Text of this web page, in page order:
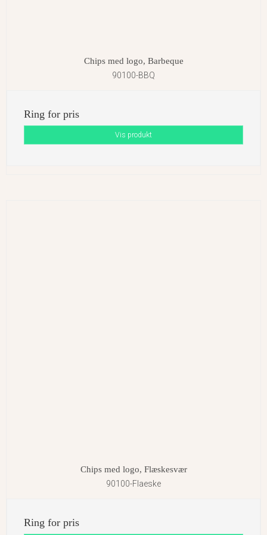
Chips med logo, Barbeque
90100-BBQ
Ring for pris
Vis produkt
Chips med logo, Flæskesvær
90100-Flaeske
Ring for pris